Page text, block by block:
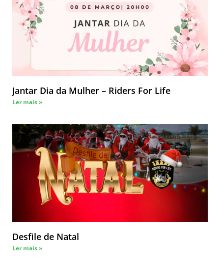
Jantar Dia da Mulher – Riders For Life
Ler mais »
Desfile de Natal
Ler mais »